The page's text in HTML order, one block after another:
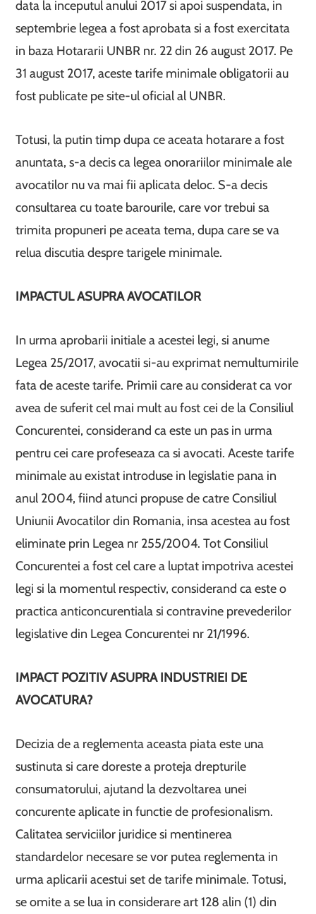
data la inceputul anului 2017 si apoi suspendata, in
septembrie legea a fost aprobata si a fost exercitata
in baza Hotararii UNBR nr. 22 din 26 august 2017. Pe
31 august 2017, aceste tarife minimale obligatorii au
fost publicate pe site-ul oficial al UNBR.
Totusi, la putin timp dupa ce aceata hotarare a fost
anuntata, s-a decis ca legea onorariilor minimale ale
avocatilor nu va mai fii aplicata deloc. S-a decis
consultarea cu toate barourile, care vor trebui sa
trimita propuneri pe aceata tema, dupa care se va
relua discutia despre tarigele minimale.
IMPACTUL ASUPRA AVOCATILOR
In urma aprobarii initiale a acestei legi, si anume
Legea 25/2017, avocatii si-au exprimat nemultumirile
fata de aceste tarife. Primii care au considerat ca vor
avea de suferit cel mai mult au fost cei de la Consiliul
Concurentei, considerand ca este un pas in urma
pentru cei care profeseaza ca si avocati. Aceste tarife
minimale au existat introduse in legislatie pana in
anul 2004, fiind atunci propuse de catre Consiliul
Uniunii Avocatilor din Romania, insa acestea au fost
eliminate prin Legea nr 255/2004. Tot Consiliul
Concurentei a fost cel care a luptat impotriva acestei
legi si la momentul respectiv, considerand ca este o
practica anticoncurentiala si contravine prevederilor
legislative din Legea Concurentei nr 21/1996.
IMPACT POZITIV ASUPRA INDUSTRIEI DE
AVOCATURA?
Decizia de a reglementa aceasta piata este una
sustinuta si care doreste a proteja drepturile
consumatorului, ajutand la dezvoltarea unei
concurente aplicate in functie de profesionalism.
Calitatea serviciilor juridice si mentinerea
standardelor necesare se vor putea reglementa in
urma aplicarii acestui set de tarife minimale. Totusi,
se omite a se lua in considerare art 128 alin (1) din